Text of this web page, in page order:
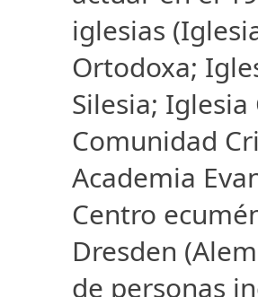
iglesias
Ortodoxa;
Silesia;
Comunidad
Academia
Centro
Dresden
de personas